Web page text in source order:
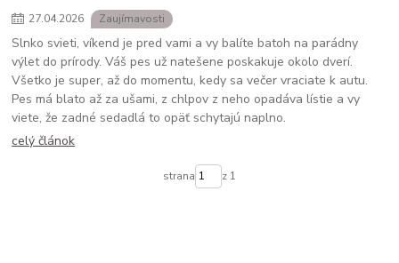
27.04.2026 Zaujímavosti
Slnko svieti, víkend je pred vami a vy balíte batoh na parádny
výlet do prírody. Váš pes už natešene poskakuje okolo dverí.
Všetko je super, až do momentu, kedy sa večer vraciate k autu.
Pes má blato až za ušami, z chlpov z neho opadáva lístie a vy
viete, že zadné sedadlá to opäť schytajú naplno.
celý článok
strana z 1